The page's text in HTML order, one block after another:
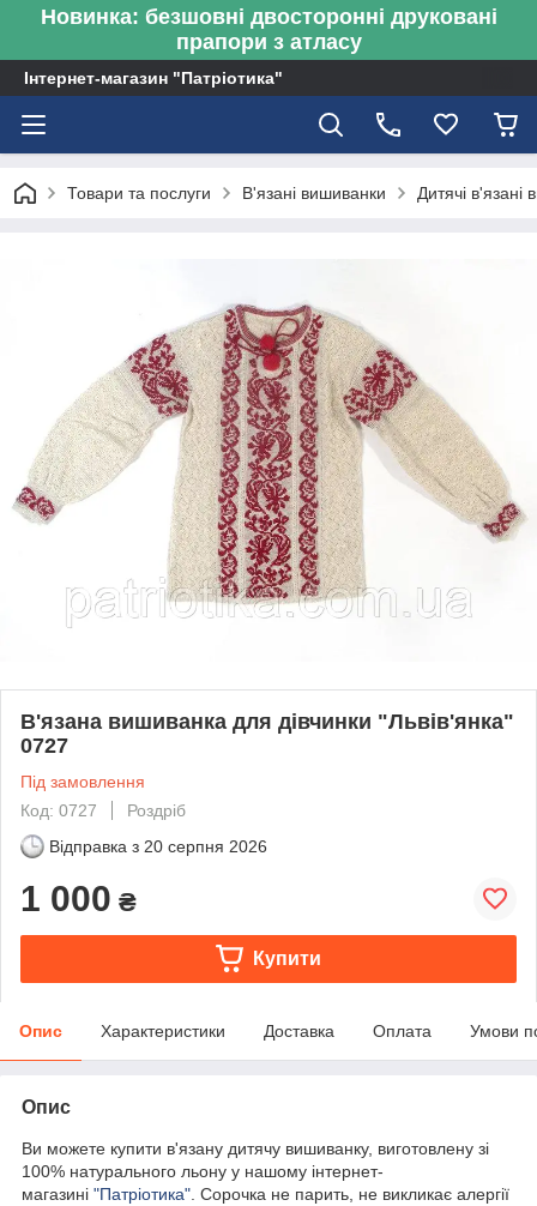
Новинка: безшовні двосторонні друковані
прапори з атласу
Інтернет-магазин "Патріотика"
Товари та послуги В'язані вишиванки Дитячі в'язані
В'язана вишиванка для дівчинки "Львів'янка"
0727
Під замовлення
Код: 0727
Роздріб
Відправка з 20 серпня 2026
1 000 ₴
Купити
Опис Характеристики Доставка Оплата Умови
Опис
Ви можете купити в'язану дитячу вишиванку, виготовлену зі
100% натурального льону у нашому інтернет-
магазині "Патріотика" . Сорочка не парить, не викликає алергії